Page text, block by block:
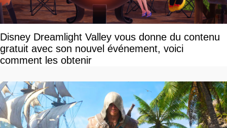
Disney Dreamlight Valley vous donne du contenu
gratuit avec son nouvel événement, voici
comment les obtenir